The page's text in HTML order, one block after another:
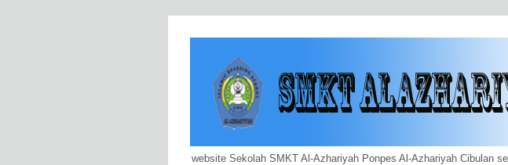
website Sekolah SMKT Al-Azhariyah Ponpes Al-Azhariyah Cibulan